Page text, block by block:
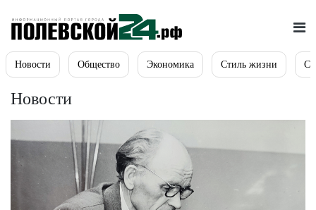
Новости Общество Экономика Стиль жизни
Новости